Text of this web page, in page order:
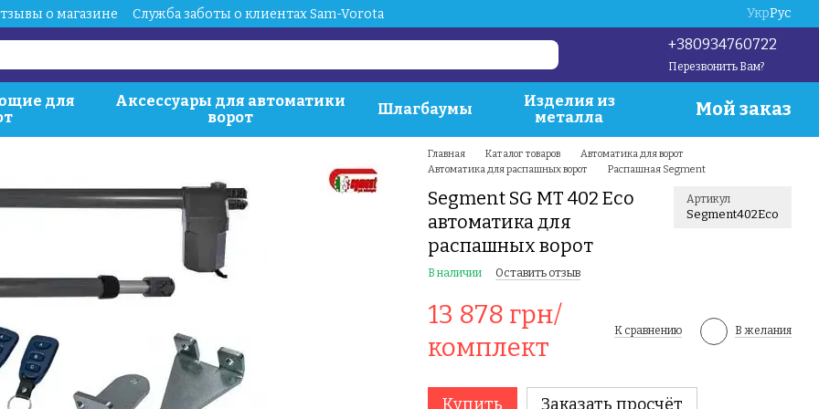
о магазине Служба заботы о клиентах Sam-Vorota УкрРус
+380934760722
Перезвонить Вам?
для
Аксессуары для автоматики
ворот
Шлагбаумы
Изделия из
металла
Мой заказ
Главная Каталог товаров
Автоматика для ворот
Автоматика для распашных ворот
Распашная Segment
Segment SG MT 402 Eco
автоматика для
распашных ворот
Артикул
Segment402Eco
В наличии Оставить отзыв
13 878 грн/
комплект
К сравнению В желания
Купить Заказать просчёт